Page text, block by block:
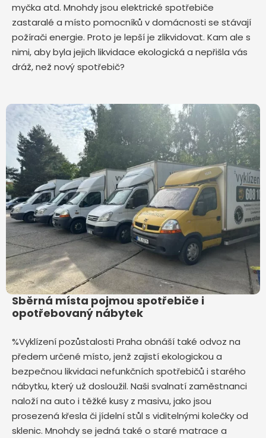
myčka atd. Mnohdy jsou elektrické spotřebiče
zastaralé a místo pomocníků v domácnosti se stávají
požírači energie. Proto je lepší je zlikvidovat. Kam ale s
nimi, aby byla jejich likvidace ekologická a nepřišla vás
dráž, než nový spotřebič?
Sběrná místa pojmou spotřebiče i
opotřebovaný nábytek
%Vyklízení pozůstalosti Praha obnáší také odvoz na
předem určené místo, jenž zajistí ekologickou a
bezpečnou likvidaci nefunkčních spotřebičů i starého
nábytku, který už dosloužil. Naši svalnatí zaměstnanci
naloží na auto i těžké kusy z masivu, jako jsou
prosezená křesla či jídelní stůl s viditelnými kolečky od
sklenic. Mnohdy se jedná také o staré matrace a